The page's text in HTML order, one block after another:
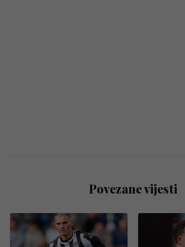
Povezane vijesti